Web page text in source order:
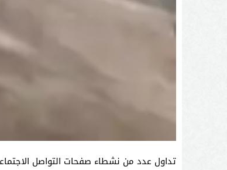
تداول عدد من نشطاء صفحات التواصل